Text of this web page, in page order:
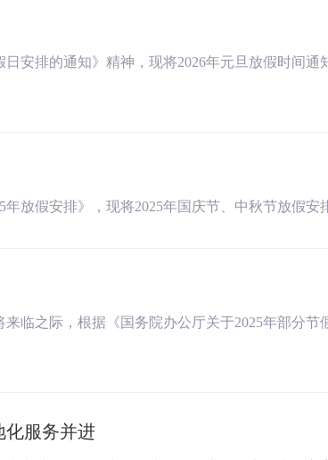
安排的通知》精神，现将2026年元旦放假时间
放假安排》，现将2025年国庆节、中秋节放假
临之际，根据《国务院办公厅关于2025年部分节
化服务并进